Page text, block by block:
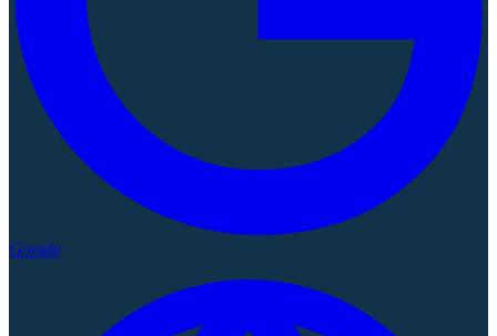
Google